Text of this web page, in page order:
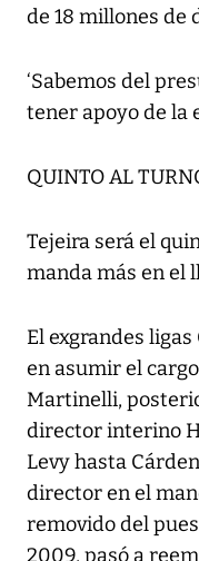
de 18 millones de
‘Sabemos del
tener apoyo de la
QUINTO AL
Tejeira será el
manda más en el
El exgrandes
en asumir el
Martinelli,
director interino
Levy hasta
director en el
removido del
2009, pasó a